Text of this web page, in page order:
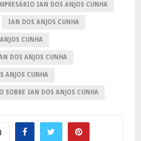
IAN DOS ANJOS CUNHA
IAN DOS ANJOS CUNHA
CUNHA
DOS ANJOS CUNHA
ANJOS CUNHA
SOBRE IAN DOS ANJOS CUNHA